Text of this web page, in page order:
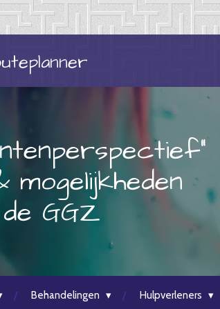
GGZ
Behandelingen Hulpverleners